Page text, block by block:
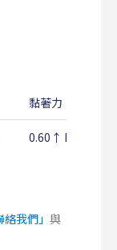
黏著力
0.60↑ Kg/
絡我們」 與